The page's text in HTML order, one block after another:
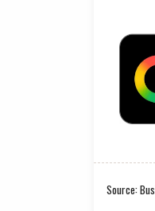
Source: